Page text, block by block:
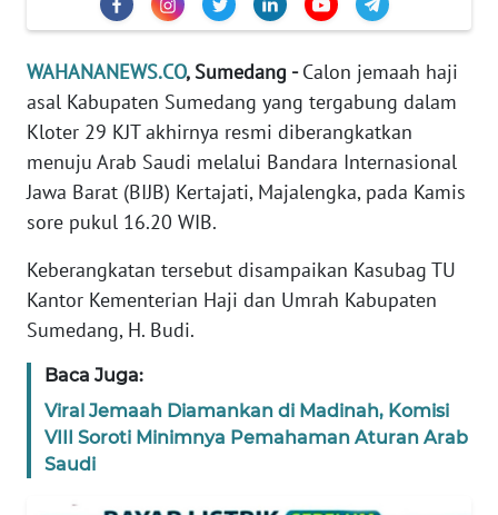
WAHANANEWS.CO, Sumedang -Calon jemaah haji
asal Kabupaten Sumedang yang tergabung dalam
Kloter 29 KJT akhirnya resmi diberangkatkan
menuju Arab Saudi melalui Bandara Internasional
Jawa Barat (BIJB) Kertajati, Majalengka, pada Kamis
sore pukul 16.20 WIB.
Keberangkatan tersebut disampaikan Kasubag TU
Kantor Kementerian Haji dan Umrah Kabupaten
Sumedang, H. Budi.
Baca Juga:
Viral Jemaah Diamankan di Madinah, Komisi
VIII Soroti Minimnya Pemahaman Aturan Arab
Saudi
DISCLAIMER
Wahana
Regional
WN
SUMUT
JAKARTA
WN
WN
BANTEN